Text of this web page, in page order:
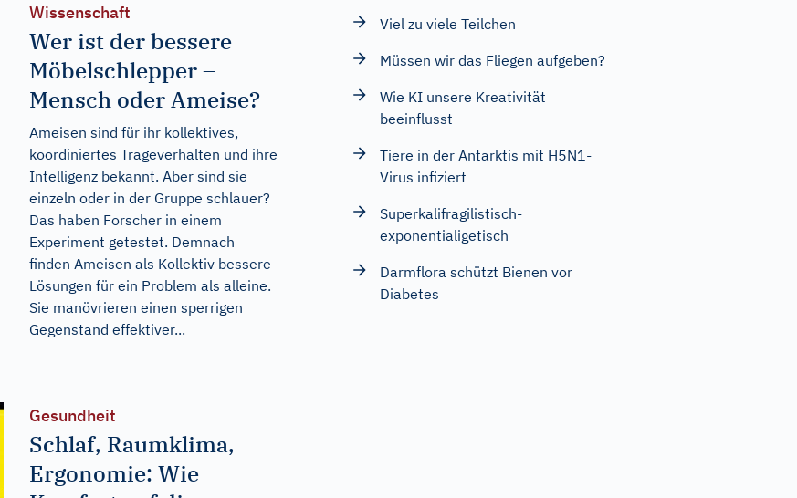
Wissenschaft
Wer ist der bessere
Möbelschlepper –
Mensch oder Ameise?
Ameisen sind für ihr kollektives,
koordiniertes Trageverhalten und ihre
Intelligenz bekannt. Aber sind sie
einzeln oder in der Gruppe schlauer?
Das haben Forscher in einem
Experiment getestet. Demnach
finden Ameisen als Kollektiv bessere
Lösungen für ein Problem als alleine.
Sie manövrieren einen sperrigen
Gegenstand effektiver...
Gesundheit
Schlaf, Raumklima,
Ergonomie: Wie
Viel zu viele Teilchen
Müssen wir das Fliegen aufgeben?
Wie KI unsere Kreativität
beeinflusst
Tiere in der Antarktis mit H5N1-
Virus infiziert
Superkalifragilistisch-
exponentialigetisch
Darmflora schützt Bienen vor
Diabetes